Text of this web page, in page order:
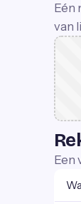
Eén
van
Een